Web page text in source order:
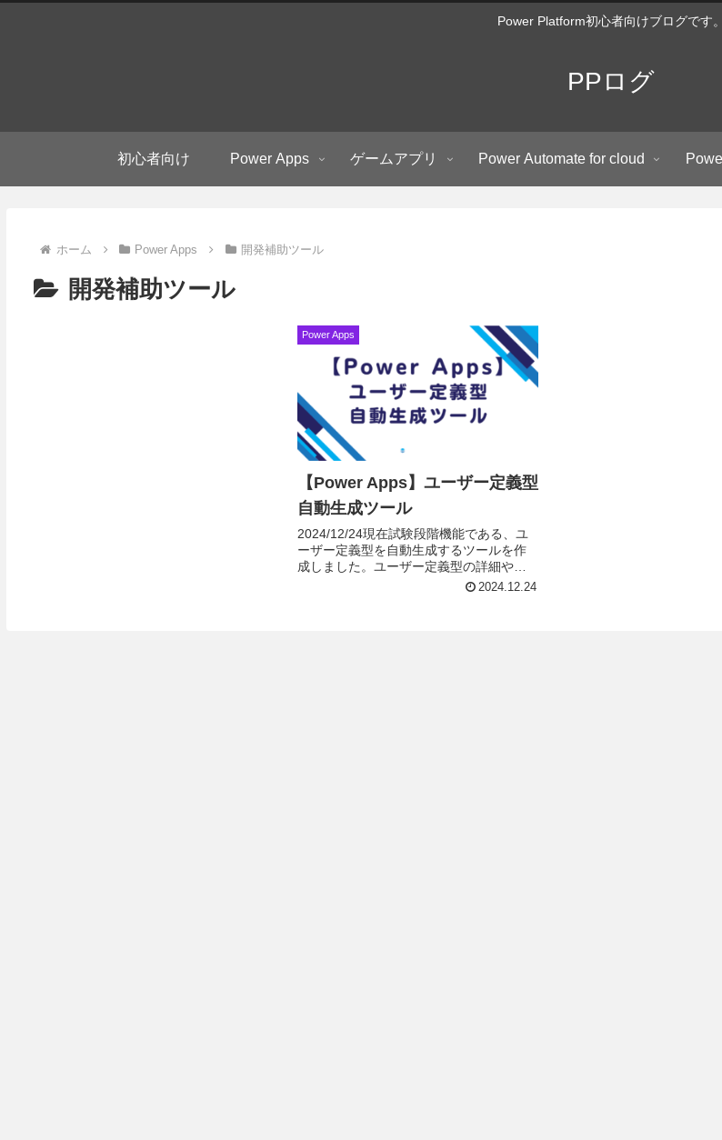
Power Platform初心者向けブログです。
PPログ
初心者向け Power Apps ゲームアプリ Power Automate for cloud
ホーム Power Apps 開発補助ツール
開発補助ツール
Power Apps
【Power Apps】ユーザー定義型
自動生成ツール
2024/12/24現在試験段階機能である、ユ
ーザー定義型を自動生成するツールを作
成しました。ユーザー定義型の詳細や注
意点などはヨウセイさんの記事をご一読
2024.12.24